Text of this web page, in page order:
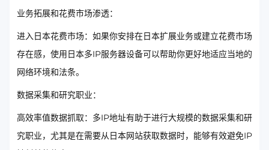
业务拓展和花费市场渗透：
进入日本花费市场：如果你安排在日本扩展业务或建立花费市场
存在感，使用日本多IP服务器设备可以帮助你更好地适应当地的
网络环境和法条。
数据采集和研究职业：
高效率值数据抓取：多IP地址有助于进行大规模的数据采集和研
究职业，尤其是在需要从日本网站获取数据时，能够有效避免IP